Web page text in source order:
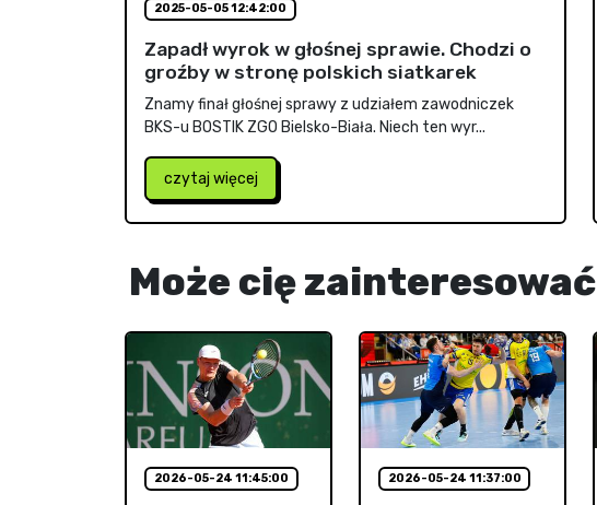
2025-05-05 12:42:00
Zapadł wyrok w głośnej sprawie. Chodzi o
groźby w stronę polskich siatkarek
Znamy finał głośnej sprawy z udziałem zawodniczek
BKS-u BOSTIK ZGO Bielsko-Biała. Niech ten wyr...
czytaj więcej
Może cię zainteresować
2026-05-24 11:45:00 2026-05-24 11:37:00